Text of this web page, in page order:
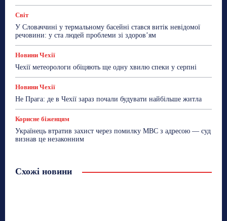
Світ
У Словаччині у термальному басейні стався витік невідомої
речовини: у ста людей проблеми зі здоров’ям
Новини Чехії
Чехії метеорологи обіцяють ще одну хвилю спеки у серпні
Новини Чехії
Не Прага: де в Чехії зараз почали будувати найбільше житла
Корисне біженцям
Українець втратив захист через помилку МВС з адресою — суд
визнав це незаконним
Схожі новини